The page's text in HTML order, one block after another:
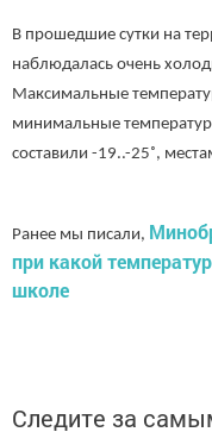
В прошедшие сутки на
наблюдалась очень
Максимальные
минимальные
составили -19..-25˚,
Ранее мы писали,
при какой
школе
Следите за